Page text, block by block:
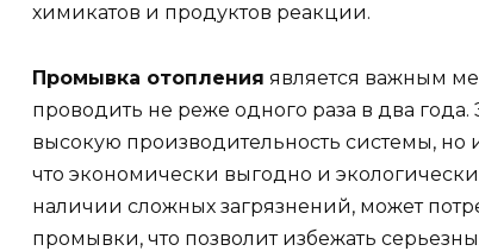
химикатов и продуктов реакции.
Промывка отопления является важным
проводить не реже одного раза в два
высокую производительность системы,
что экономически выгодно и
наличии сложных загрязнений, может
промывки, что позволит избежать